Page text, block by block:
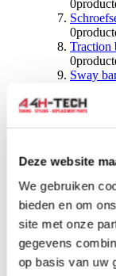
Deze website
We gebruiken
bieden en om
site met onze
gegevens
op basis van uw
0
0
Traction
0
Sway
Kogels
0
Wielen
0